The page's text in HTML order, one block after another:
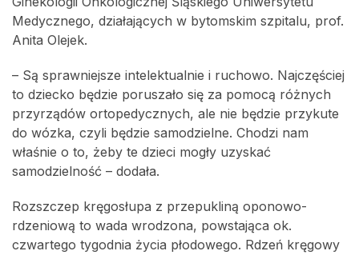
Medycznego, działających w bytomskim szpitalu, prof.
Anita Olejek.
– Są sprawniejsze intelektualnie i ruchowo. Najczęściej
to dziecko będzie poruszało się za pomocą różnych
przyrządów ortopedycznych, ale nie będzie przykute
do wózka, czyli będzie samodzielne. Chodzi nam
właśnie o to, żeby te dzieci mogły uzyskać
samodzielność – dodała.
Rozszczep kręgosłupa z przepukliną oponowo-
rdzeniową to wada wrodzona, powstająca ok.
czwartego tygodnia życia płodowego. Rdzeń kręgowy